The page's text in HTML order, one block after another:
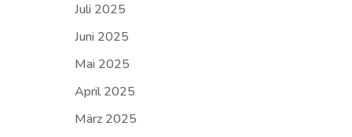
Juli 2025
Juni 2025
Mai 2025
April 2025
März 2025